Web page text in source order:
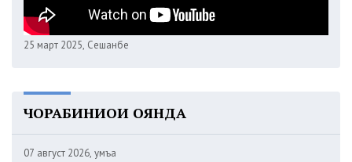
25 март 2025, Сешанбе
ЧОРАБИНИҲОИ ОЯНДА
07 август 2026, Ҷумъа